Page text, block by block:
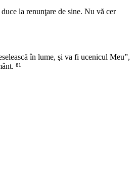
la renunţare de sine. Nu vă cer
în lume, şi va fi ucenicul Meu”,
⁸¹